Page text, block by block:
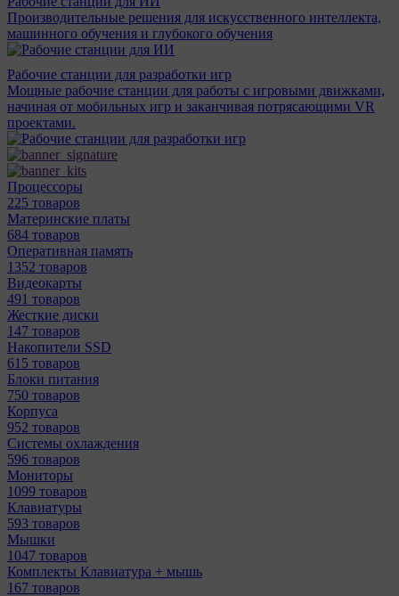
Производительные решения для искусственного интеллекта,
машинного обучения и глубокого обучения
Рабочие станции для разработки игр
Мощные рабочие станции для работы с игровыми движками,
начиная от мобильных игр и заканчивая потрясающими VR
проектами.
Процессоры
225 товаров
Материнcкие платы
684 товаров
Оперативная память
1352 товаров
Видеокарты
491 товаров
Жесткие диски
147 товаров
Накопители SSD
615 товаров
Блоки питания
750 товаров
Корпуса
952 товаров
Системы охлаждения
596 товаров
Мониторы
1099 товаров
Клавиатуры
593 товаров
Мышки
1047 товаров
Комплекты Клавиатура + мышь
167 товаров